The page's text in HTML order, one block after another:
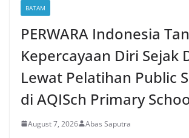
BATAM
PERWARA Indonesia
Kepercayaan Diri Sejak
Lewat Pelatihan Public
di AQISch Primary
August 7, 2026 Abas Saputra